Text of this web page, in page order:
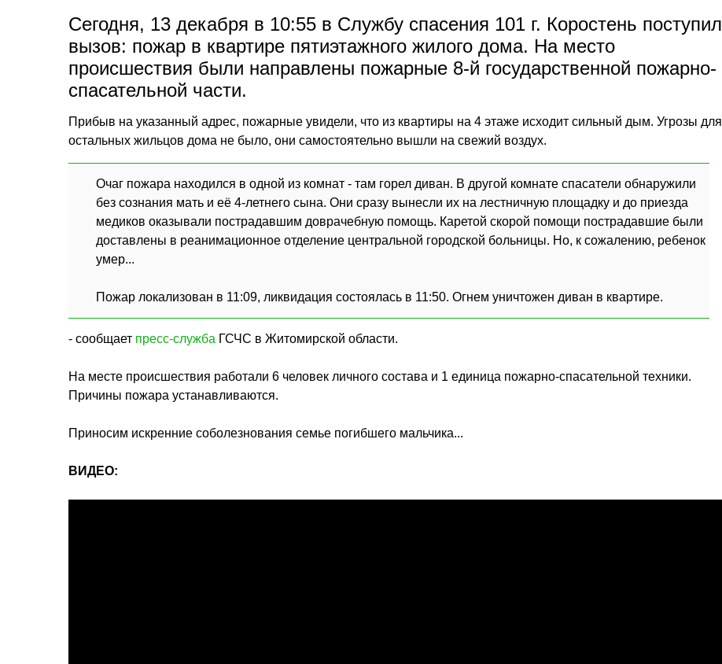
Сегодня, 13 декабря в 10:55 в Службу спасения 101 г. Коростень поступил
вызов: пожар в квартире пятиэтажного жилого дома. На место
происшествия были направлены пожарные 8-й государственной пожарно-
спасательной части.
Прибыв на указанный адрес, пожарные увидели, что из квартиры на 4 этаже исходит сильный дым. Угрозы для
остальных жильцов дома не было, они самостоятельно вышли на свежий воздух.
Очаг пожара находился в одной из комнат - там горел диван. В другой комнате спасатели обнаружили
без сознания мать и её 4-летнего сына. Они сразу вынесли их на лестничную площадку и до приезда
медиков оказывали пострадавшим доврачебную помощь. Каретой скорой помощи пострадавшие были
доставлены в реанимационное отделение центральной городской больницы. Но, к сожалению, ребенок
умер...
Пожар локализован в 11:09, ликвидация состоялась в 11:50. Огнем уничтожен диван в квартире.
- сообщает пресс-служба ГСЧС в Житомирской области.
На месте происшествия работали 6 человек личного состава и 1 единица пожарно-спасательной техники.
Причины пожара устанавливаются.
Приносим искренние соболезнования семье погибшего мальчика...
ВИДЕО: